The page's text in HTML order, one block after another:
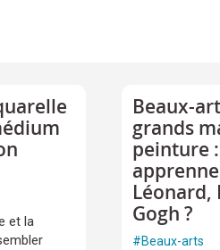
et la
Beaux-
grands
peinture
Léonard,
Gogh ?
#Beaux-arts